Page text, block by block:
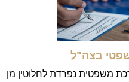
בצה"ל
משפטית נפרדת לחלוטין מן